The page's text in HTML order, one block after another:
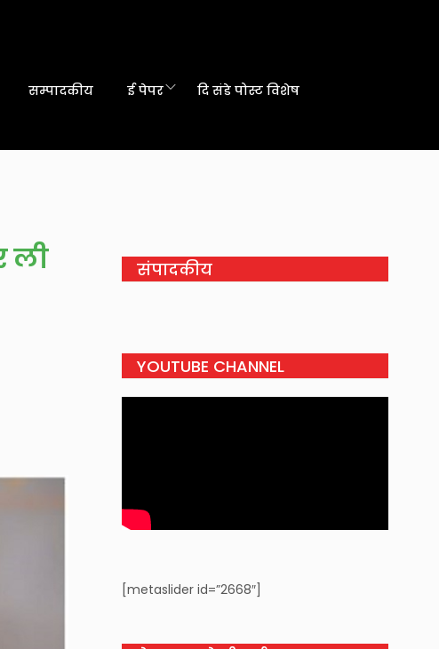
सम्पादकीय ई पेपर दि संडे पोस्ट विशेष
ली
संपादकीय
YOUTUBE CHANNEL
[metaslider id=”2668″]